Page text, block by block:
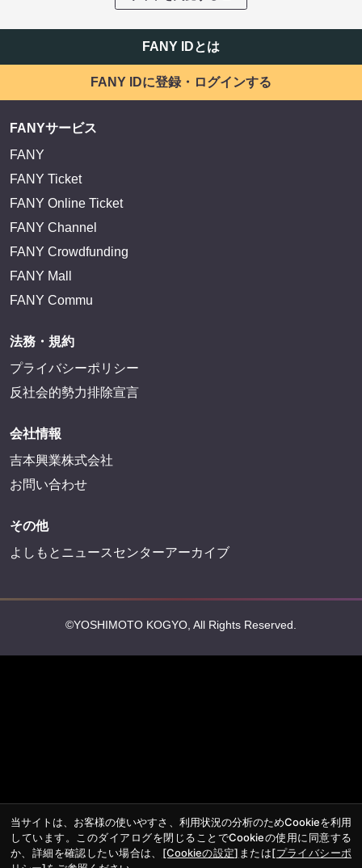
FANY IDとは
FANY IDに登録・ログインする
FANYサービス
FANY
FANY Ticket
FANY Online Ticket
FANY Channel
FANY Crowdfunding
FANY Mall
FANY Commu
法務・規約
プライバシーポリシー
反社会的勢力排除宣言
会社情報
吉本興業株式会社
お問い合わせ
その他
よしもとニュースセンターアーカイブ
©YOSHIMOTO KOGYO, All Rights Reserved.
当サイトは、お客様の使いやすさ、利用状況の分析のためCookieを利用
しています。このダイアログを閉じることでCookieの使用に同意する
か、詳細を確認したい場合は、 [Cookieの設定] または[プライバシーポ